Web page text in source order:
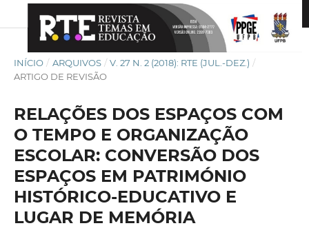
INÍCIO / ARQUIVOS / V. 27 N. 2 (2018): RTE (JUL.-DEZ.) /
ARTIGO DE REVISÃO
RELAÇÕES DOS ESPAÇOS COM
O TEMPO E ORGANIZAÇÃO
ESCOLAR: CONVERSÃO DOS
ESPAÇOS EM PATRIMÓNIO
HISTÓRICO-EDUCATIVO E
LUGAR DE MEMÓRIA